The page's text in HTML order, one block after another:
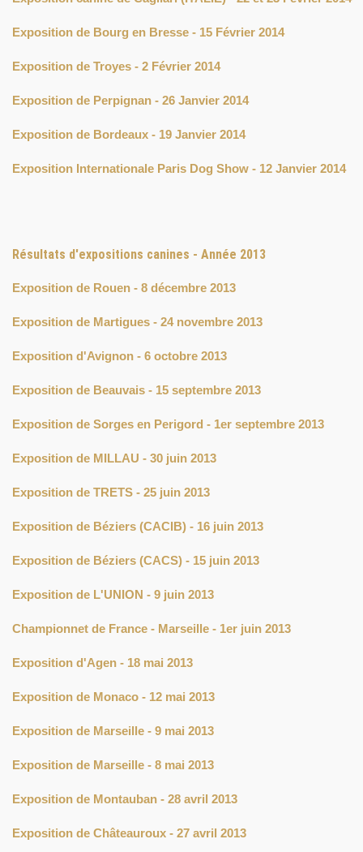
Exposition de Bourg en Bresse - 15 Février 2014
Exposition de Troyes - 2 Février 2014
Exposition de Perpignan - 26 Janvier 2014
Exposition de Bordeaux - 19 Janvier 2014
Exposition Internationale Paris Dog Show - 12 Janvier 2014
Résultats d'expositions canines - Année 2013
Exposition de Rouen - 8 décembre 2013
Exposition de Martigues - 24 novembre 2013
Exposition d'Avignon - 6 octobre 2013
Exposition de Beauvais - 15 septembre 2013
Exposition de Sorges en Perigord - 1er septembre 2013
Exposition de MILLAU - 30 juin 2013
Exposition de TRETS - 25 juin 2013
Exposition de Béziers (CACIB) - 16 juin 2013
Exposition de Béziers (CACS) - 15 juin 2013
Exposition de L'UNION - 9 juin 2013
Championnet de France - Marseille - 1er juin 2013
Exposition d'Agen - 18 mai 2013
Exposition de Monaco - 12 mai 2013
Exposition de Marseille - 9 mai 2013
Exposition de Marseille - 8 mai 2013
Exposition de Montauban - 28 avril 2013
Exposition de Châteauroux - 27 avril 2013